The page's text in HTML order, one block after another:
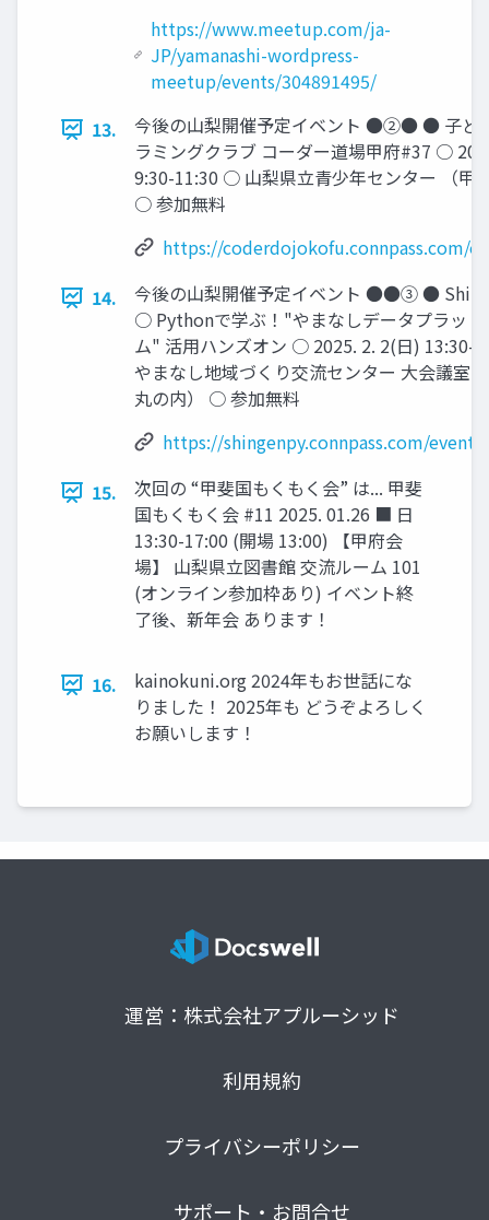
https://www.meetup.com/ja-
JP/yamanashi-wordpress-
meetup/events/304891495/
13.
今後の山梨開催予定イベント ●②● ● 子ど
ラミングクラブ コーダー道場甲府#37 ○
9:30-11:30 ○ 山梨県立青少年センター （甲
○ 参加無料
https://coderdojokofu.connpass.com/
14.
今後の山梨開催予定イベント ●●③ ●
○ Pythonで学ぶ！"やまなしデータプラット
ム" 活用ハンズオン ○ 2025. 2. 2(日) 13:30-
やまなし地域づくり交流センター 大会議室
丸の内） ○ 参加無料
https://shingenpy.connpass.com/event/
15.
次回の “甲斐国もくもく会” は... 甲斐
国もくもく会 #11 2025. 01.26 ■ 日
13:30-17:00 (開場 13:00) 【甲府会
場】 山梨県立図書館 交流ルーム 101
(オンライン参加枠あり) イベント終
了後、新年会 あります！
16.
kainokuni.org 2024年もお世話にな
りました！ 2025年も どうぞよろしく
お願いします！
運営：株式会社アプルーシッド
利用規約
プライバシーポリシー
サポート・お問合せ